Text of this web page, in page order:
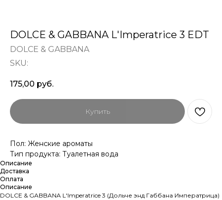
DOLCE & GABBANA L'Imperatrice 3 EDT
DOLCE & GABBANA
SKU:
175,00 руб.
Купить
Пол: Женские ароматы
Тип продукта: Туалетная вода
Описание
Доставка
Оплата
Описание
DOLCE & GABBANA L'Imperatrice 3 (Дольче энд Габбана Императрица)